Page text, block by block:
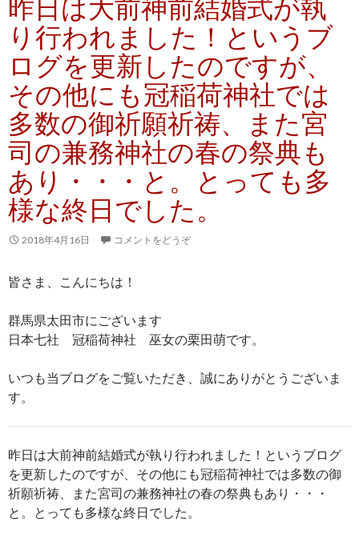
昨日は大前神前結婚式が執
り行われました！というブ
ログを更新したのですが、
その他にも冠稲荷神社では
多数の御祈願祈祷、また宮
司の兼務神社の春の祭典も
あり・・・と。とっても多
様な終日でした。
2018年4月16日 コメントをどうぞ
皆さま、こんにちは！
群馬県太田市にございます
日本七社 冠稲荷神社 巫女の栗田萌です。
いつも当ブログをご覧いただき、誠にありがとうございま
す。
昨日は大前神前結婚式が執り行われました！というブログ
を更新したのですが、その他にも冠稲荷神社では多数の御
祈願祈祷、また宮司の兼務神社の春の祭典もあり・・・
と。とっても多様な終日でした。